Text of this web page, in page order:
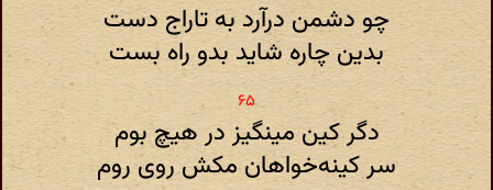
چو دشمن درآرد به تاراج دست
بدین چاره شاید بدو راه بست
دگر کین مینگیز در هیچ بوم
سر کینه‌خواهان مکش روی روم